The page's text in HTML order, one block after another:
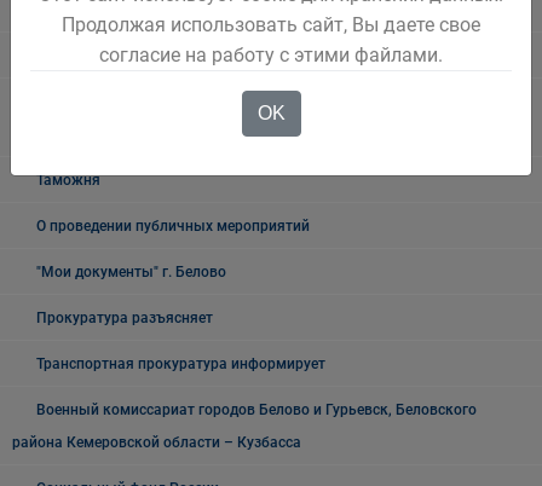
Государственное казенное учреждение «Кадровый центр Кузбасса»
Территориальный Центр занятости населения города Белово
Таможня
О проведении публичных мероприятий
"Мои документы" г. Белово
Прокуратура разъясняет
Транспортная прокуратура информирует
Военный комиссариат городов Белово и Гурьевск, Беловского
района Кемеровской области – Кузбасса
Продолжая использовать сайт, Вы даете свое
согласие на работу с этими файлами.
OK